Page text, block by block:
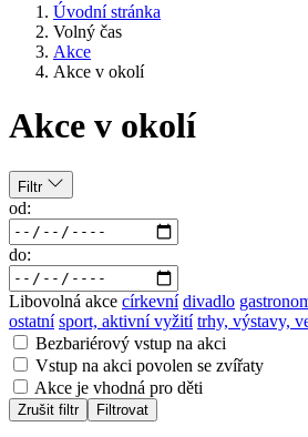
Úvodní stránka
Volný čas
Akce
Akce v okolí
Akce v okolí
Filtr
od:
do:
Libovolná akce církevní divadlo
ostatní sport, aktivní vyžití trhy, výstavy,
Bezbariérový vstup na akci
Vstup na akci povolen se zvířaty
Akce je vhodná pro děti
Zrušit filtr Filtrovat